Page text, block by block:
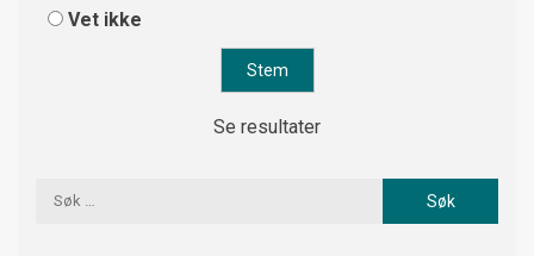
Vet ikke
Se resultater